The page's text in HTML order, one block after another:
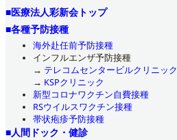
■医療法人彩新会トップ
■各種予防接種
海外赴任前予防接種
インフルエンザ予防接種
→ テレコムセンタービルクリニック
→ KSPクリニック
新型コロナワクチン自費接種
RSウイルスワクチン接種
帯状疱疹予防接種
■人間ドック・健診